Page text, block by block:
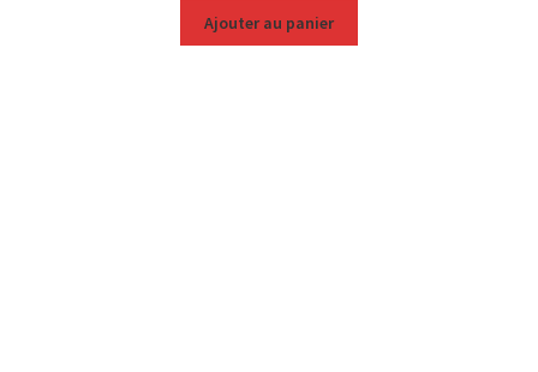
Ajouter au panier